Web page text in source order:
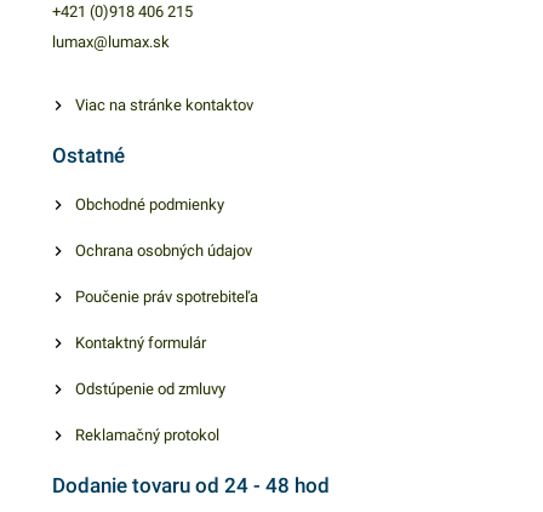
+421 (0)918 406 215
lumax@lumax.sk
Viac na stránke kontaktov
Ostatné
Obchodné podmienky
Ochrana osobných údajov
Poučenie práv spotrebiteľa
Kontaktný formulár
Odstúpenie od zmluvy
Reklamačný protokol
Dodanie tovaru od 24 - 48 hod